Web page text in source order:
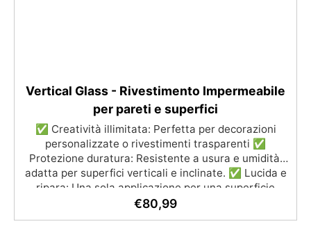
Vertical Glass - Rivestimento Impermeabile
per pareti e superfici
✅ Creatività illimitata: Perfetta per decorazioni
personalizzate o rivestimenti trasparenti ✅
Protezione duratura: Resistente a usura e umidità,
adatta per superfici verticali e inclinate. ✅ Lucida e
ripara: Una sola applicazione per una superficie
brillante, liscia e protetta dalle infiltrazioni ✅
€80,99